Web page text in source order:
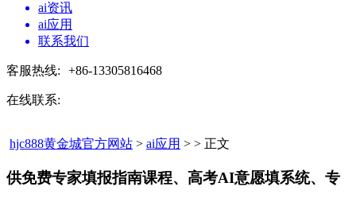
ai资讯
ai应用
联系我们
客服热线: +86-13305816468
在线联系:
hjc888黄金城官方网站 > ai应用 > > 正文
供免费专家填报指南课程、高考AI意愿填系统、专​